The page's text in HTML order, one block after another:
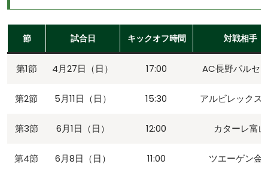
節 試合日 キックオフ時間 対戦相手
第1節 4月27日（日） 17:00 AC長野パルセ
第2節 5月11日（日） 15:30 アルビレックス
第3節 6月1日（日） 12:00 カターレ富山
第4節 6月8日（日） 11:00 ツエーゲン金